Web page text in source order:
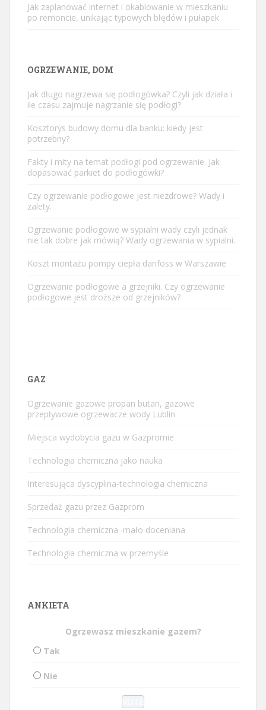
Jak zaplanować internet i okablowanie w mieszkaniu
po remoncie, unikając typowych błędów i pułapek
OGRZEWANIE, DOM
Jak długo nagrzewa się podłogówka? Czyli jak działa i
ile czasu zajmuje nagrzanie się podłogi?
Kosztorys budowy domu dla banku: kiedy jest
potrzebny?
Fakty i mity na temat podłogi pod ogrzewanie. Jak
dopasować parkiet do podłogówki?
Czy ogrzewanie podłogowe jest niezdrowe? Wady i
zalety.
Ogrzewanie podłogowe w sypialni wady czyli jednak
nie tak dobre jak mówią? Wady ogrzewania w sypialni.
Koszt montażu pompy ciepła danfoss w Warszawie
Ogrzewanie podłogowe a grzejniki. Czy ogrzewanie
podłogowe jest droższe od grzejników?
GAZ
Ogrzewanie gazowe propan butan, gazowe
przepływowe ogrzewacze wody Lublin
Miejsca wydobycia gazu w Gazpromie
Technologia chemiczna jako nauka
Interesująca dyscyplina-technologia chemiczna
Sprzedaż gazu przez Gazprom
Technologia chemiczna–mało doceniana
Technologia chemiczna w przemyśle
ANKIETA
Ogrzewasz mieszkanie gazem?
Tak
Nie